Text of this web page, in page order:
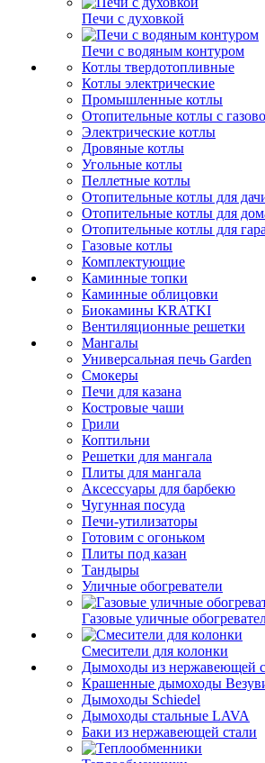
Печи с духовкой
Печи с водяным контуром
Котлы твердотопливные
Котлы электрические
Промышленные котлы
Отопительные котлы с
Электрические котлы
Дровяные котлы
Угольные котлы
Пеллетные котлы
Отопительные котлы для
Отопительные котлы для
Отопительные котлы для
Газовые котлы
Комплектующие
Каминные топки
Каминные облицовки
Биокамины KRATKI
Вентиляционные решетки
Мангалы
Универсальная печь Garden
Смокеры
Печи для казана
Костровые чаши
Грили
Коптильни
Решетки для мангала
Плиты для мангала
Аксессуары для барбекю
Чугунная посуда
Печи-утилизаторы
Готовим с огоньком
Плиты под казан
Тандыры
Уличные обогреватели
Газовые уличные
Смесители для колонки
Дымоходы из нержавеющей
Крашенные дымоходы
Дымоходы Schiedel
Дымоходы стальные LAVA
Баки из нержавеющей стали